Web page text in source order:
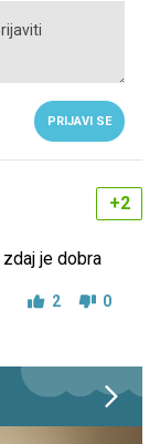
PRIJAVI SE
+2
je dobra
2 0